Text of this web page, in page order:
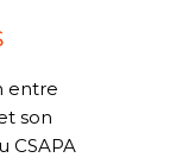
entre
son
CSAPA